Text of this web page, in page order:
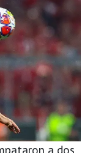
a dos